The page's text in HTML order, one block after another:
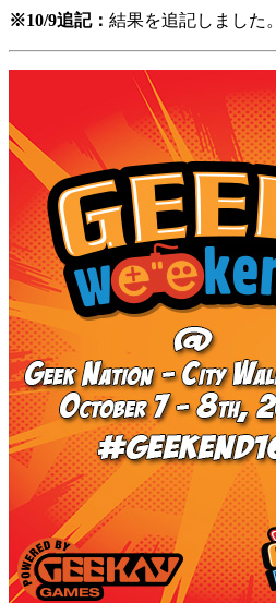
※10/9追記： 結果を追記しました。